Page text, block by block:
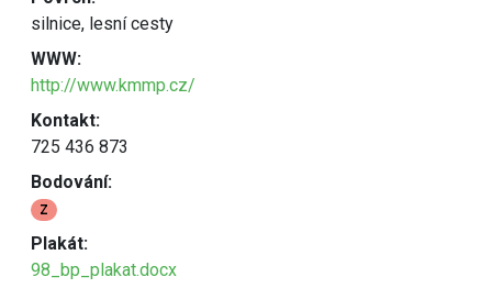
silnice, lesní cesty
WWW:
http://www.kmmp.cz/
Kontakt:
725 436 873
Bodování:
Z
Plakát:
98_bp_plakat.docx